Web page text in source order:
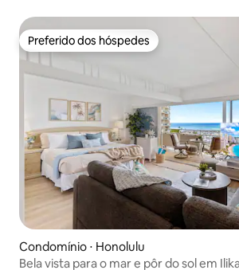
Preferido dos hóspedes
Preferido dos hóspedes
Condomínio ⋅ Honolulu
Bela vista para o mar e pôr do sol em